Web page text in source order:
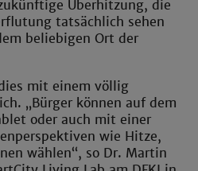
Überhitzung, die
tatsächlich sehen
beliebigen Ort der
mit einem völlig
„Bürger können auf dem
oder auch mit einer
wie Hitze,
wählen“, so Dr. Martin